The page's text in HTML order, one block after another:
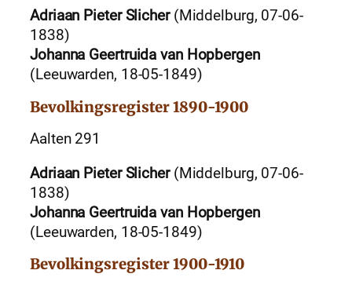
Adriaan Pieter Slicher(Middelburg, 07-06-
1838)
Johanna Geertruida van Hopbergen
(Leeuwarden, 18-05-1849)
Bevolkingsregister 1890-1900
Aalten 291
Adriaan Pieter Slicher(Middelburg, 07-06-
1838)
Johanna Geertruida van Hopbergen
(Leeuwarden, 18-05-1849)
Bevolkingsregister 1900-1910